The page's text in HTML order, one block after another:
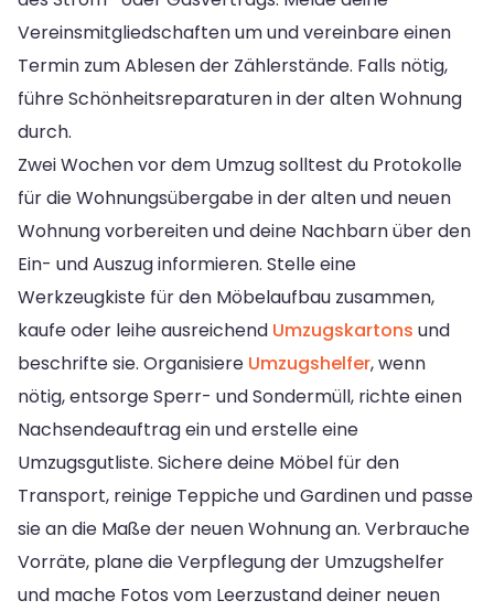
Vereinsmitgliedschaften um und vereinbare einen
Termin zum Ablesen der Zählerstände. Falls nötig,
führe Schönheitsreparaturen in der alten Wohnung
durch.
Zwei Wochen vor dem Umzug solltest du Protokolle
für die Wohnungsübergabe in der alten und neuen
Wohnung vorbereiten und deine Nachbarn über den
Ein- und Auszug informieren. Stelle eine
Werkzeugkiste für den Möbelaufbau zusammen,
kaufe oder leihe ausreichend Umzugskartons und
beschrifte sie. Organisiere Umzugshelfer, wenn
nötig, entsorge Sperr- und Sondermüll, richte einen
Nachsendeauftrag ein und erstelle eine
Umzugsgutliste. Sichere deine Möbel für den
Transport, reinige Teppiche und Gardinen und passe
sie an die Maße der neuen Wohnung an. Verbrauche
Vorräte, plane die Verpflegung der Umzugshelfer
und mache Fotos vom Leerzustand deiner neuen